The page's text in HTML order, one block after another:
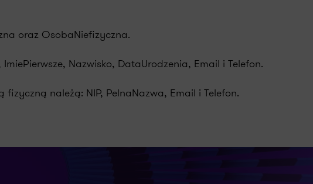
oraz OsobaNiefizyczna.
Nazwisko, DataUrodzenia, Email i Telefon.
należą: NIP, PelnaNazwa, Email i Telefon.